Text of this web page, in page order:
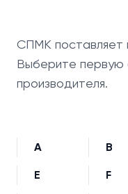
СПМК поставляет
Выберите первую
производителя.
A B
E F